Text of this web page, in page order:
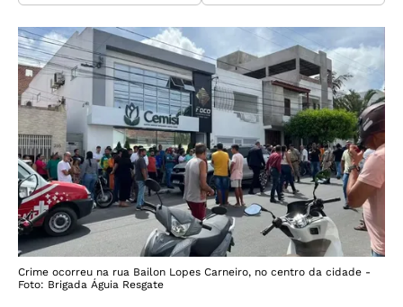
Crime ocorreu na rua Bailon Lopes Carneiro, no centro da cidade -
Foto: Brigada Águia Resgate